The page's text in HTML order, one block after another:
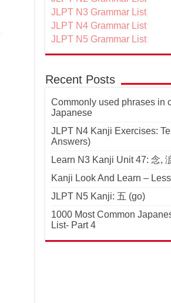
JLPT N3 Grammar List
JLPT N4 Grammar List
JLPT N5 Grammar List
Recent Posts
Commonly used phrases in
Japanese
JLPT N4 Kanji Exercises:
Answers)
Learn N3 Kanji Unit 47: 念,
Kanji Look And Learn –
JLPT N5 Kanji: 五 (go)
1000 Most Common
List- Part 4